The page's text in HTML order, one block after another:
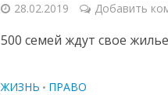
28.02.2019 Добавить
500 семей ждут свое
ЖИЗНЬ • ПРАВО